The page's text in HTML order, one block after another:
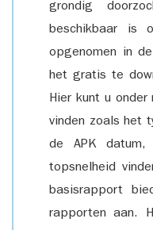
grondig
beschikbaar is
opgenomen in
het gratis te
Hier kunt u
vinden zoals het
de APK datum,
topsnelheid
basisrapport
rapporten aan.